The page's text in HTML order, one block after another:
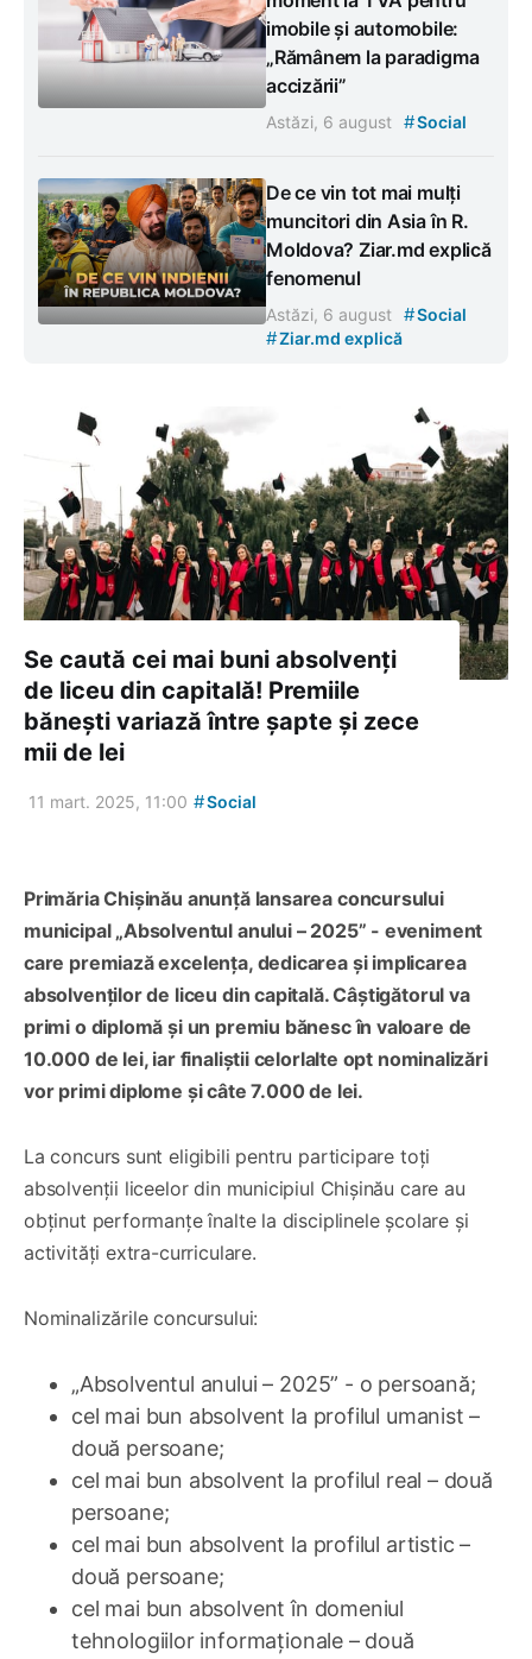
imobile și automobile:
„Rămânem la paradigma
accizării”
Astăzi, 6 august #Social
De ce vin tot mai mulți
muncitori din Asia în R.
Moldova? Ziar.md explică
fenomenul
Astăzi, 6 august #Social
#Ziar.md explică
Se caută cei mai buni absolvenți
de liceu din capitală! Premiile
bănești variază între șapte și zece
mii de lei
11 mart. 2025, 11:00 #Social
Primăria Chișinău anunță lansarea concursului
municipal „Absolventul anului – 2025” - eveniment
care premiază excelența, dedicarea și implicarea
absolvenților de liceu din capitală. Câștigătorul va
primi o diplomă și un premiu bănesc în valoare de
10.000 de lei, iar finaliștii celorlalte opt nominalizări
vor primi diplome și câte 7.000 de lei.
La concurs sunt eligibili pentru participare toți
absolvenții liceelor din municipiul Chișinău care au
obținut performanțe înalte la disciplinele școlare și
activități extra-curriculare.
Nominalizările concursului:
„Absolventul anului – 2025” - o persoană;
cel mai bun absolvent la profilul umanist –
două persoane;
cel mai bun absolvent la profilul real – două
persoane;
cel mai bun absolvent la profilul artistic –
două persoane;
cel mai bun absolvent în domeniul
tehnologiilor informaționale – două